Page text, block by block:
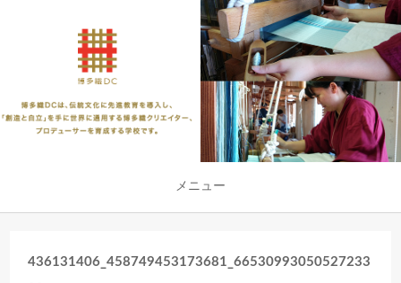
メニュー
436131406_458749453173681_66530993050527233